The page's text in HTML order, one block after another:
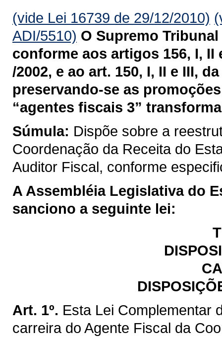
(vide Lei 16739 de 29/12/2010)
ADI/5510) O Supremo
conforme aos artigos 156, I, II
/2002, e ao art. 150, I, II e III,
preservando-se as
“agentes fiscais 3”
Súmula: Dispõe sobre a
Coordenação da Receita do
Auditor Fiscal, conforme
A Assembléia Legislativa do
sanciono a seguinte lei:
Art. 1º. Esta Lei Complementar
carreira do Agente Fiscal da